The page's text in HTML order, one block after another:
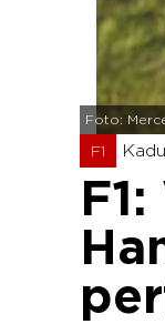
Foto:
F1